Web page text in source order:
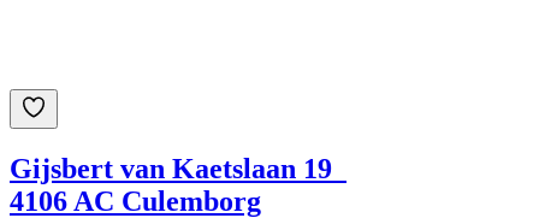
Gijsbert van Kaetslaan 19
4106 AC Culemborg